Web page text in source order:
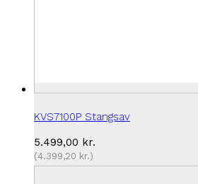
KVS7100P Stangsav
5.499,00 kr.
(4.399,20 kr.)